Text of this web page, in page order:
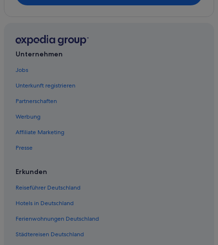
Hotels mit Kinderbetreuung in Özdere
Hotels mit Klimaanlage in Menderes
4-Sterne-Hotels in Menderes
Hotels mit Whirlpool in Özdere
Unternehmen
Jobs
Unterkunft registrieren
Partnerschaften
Werbung
Affiliate Marketing
Presse
Erkunden
Reiseführer Deutschland
Hotels in Deutschland
Ferienwohnungen Deutschland
Städtereisen Deutschland